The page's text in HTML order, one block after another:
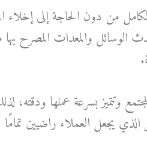
من دون الحاجة إلى إخلاء
الوسائل والمعدات المصرح
وتتميز بسرعة عملها
الذي يجعل العملاء راضيين